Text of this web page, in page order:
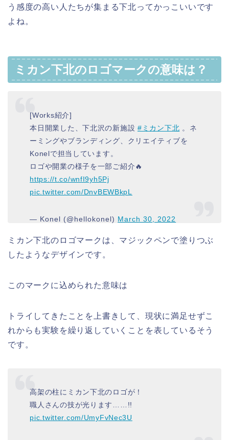
う感度の高い人たちが集まる下北ってかっこいいです
よね。
ミカン下北のロゴマークの意味は？
[Works紹介]
本日開業した、下北沢の新施設 #ミカン下北 。ネ
ーミングやブランディング、クリエイティブを
Konelで担当しています。
ロゴや開業の様子を一部ご紹介🔥
https://t.co/wnfI9yh5Pj
pic.twitter.com/DnvBEWBkpL
— Konel (@hellokonel) March 30, 2022
ミカン下北のロゴマークは、マジックペンで塗りつぶ
したようなデザインです。
このマークに込められた意味は
トライしてきたことを上書きして、現状に満足せずこ
れからも実験を繰り返していくことを表しているそう
です。
高架の柱にミカン下北のロゴが！
職人さんの技が光ります……!!
pic.twitter.com/UmyFvNec3U